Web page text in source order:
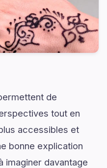
de
tout en
accessibles et
bonne explication
imaginer davantage